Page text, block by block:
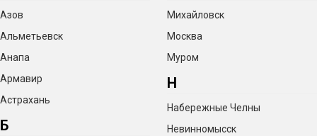
Азов
Альметьевск
Анапа
Армавир
Астрахань
Б
Михайловск
Москва
Муром
Н
Набережные Челны
Невинномысск